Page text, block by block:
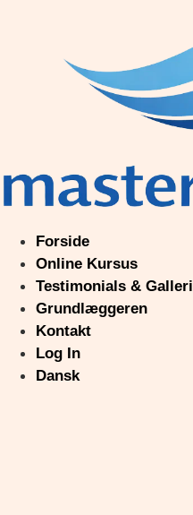
Forside
Online Kursus
Testimonials & Galleri
Grundlæggeren
Kontakt
Log In
Dansk